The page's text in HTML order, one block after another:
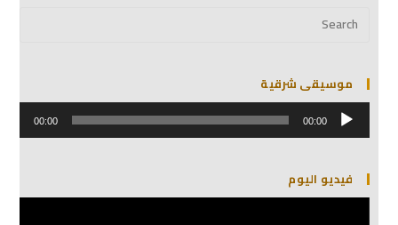
موسيقى شرقية
مشغل
الصوت 00:00
00:00
فيديو اليوم
مشغل